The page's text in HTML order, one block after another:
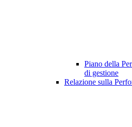
Piano della
di gestione
Relazione sulla